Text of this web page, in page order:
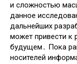
и сложностью
данное
дальнейших
может привести к
будущем․ Пока
носителей